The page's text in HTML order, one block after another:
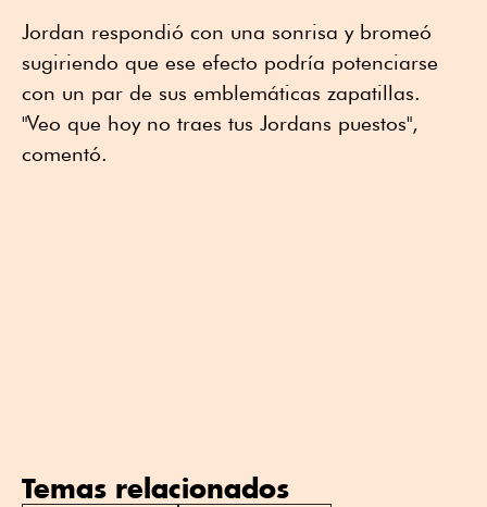
Jordan respondió con una sonrisa y bromeó
sugiriendo que ese efecto podría potenciarse
con un par de sus emblemáticas zapatillas.
"Veo que hoy no traes tus Jordans puestos",
comentó.
Temas relacionados